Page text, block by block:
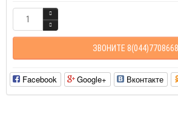
ЗВОНИТЕ 8(044)7708668
Facebook Google+ Вконтакте